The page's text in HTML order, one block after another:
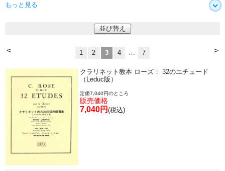
もっと見る
並び替え
< >
1 2 3 4 7
クラリネット教本 ローズ： 32のエチュード
（Leduc版）
定価7,040円のところ
販売価格
7,040円 (税込)